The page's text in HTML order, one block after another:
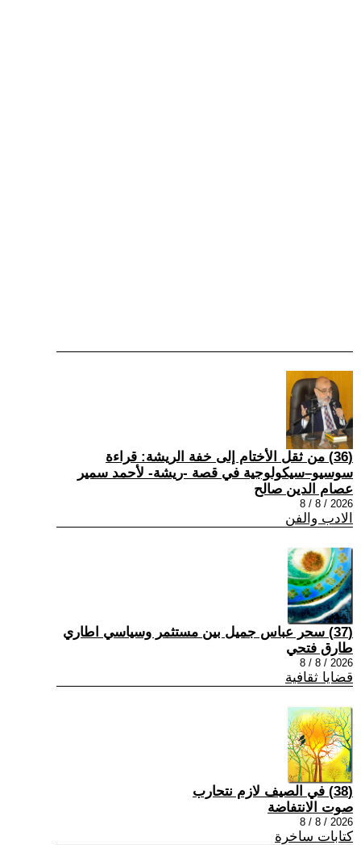
(36) من ثقل الأختام إلى خفة الريشة: قراءة
سوسيو–سيكولوجية في قصة -ريشة- لأحمد سمير
عصام الدين صالح
2026 / 8 / 8
الادب والفن
(37) سحر عباس جميل بين مستثمر وسياسي اطاري
طارق فتحي
2026 / 8 / 8
قضايا ثقافية
(38) في الصيف لازم نتحارب
صوت الانتفاضة
2026 / 8 / 8
كتابات ساخرة